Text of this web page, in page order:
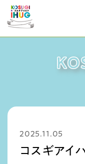
2025.11.05
コスギアイ